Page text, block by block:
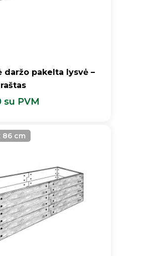
daržo pakelta lysvė –
su PVM
86 cm